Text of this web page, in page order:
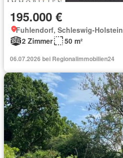
195.000 €
Fuhlendorf, Schleswig-Holstein
2 Zimmer
50 m²
06.07.2026 bei Regionalimmobilien24